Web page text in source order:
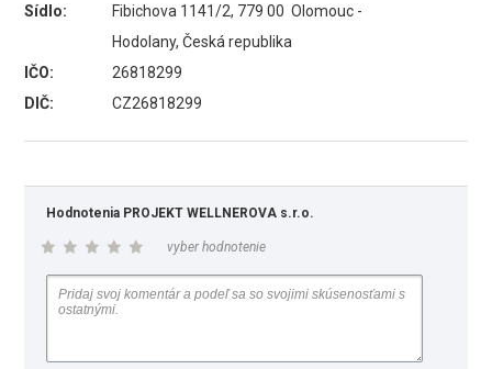
Sídlo:
Fibichova 1141/2, 779 00 Olomouc -
Hodolany, Česká republika
IČO:
26818299
DIČ:
CZ26818299
Hodnotenia PROJEKT WELLNEROVA s.r.o.
vyber hodnotenie